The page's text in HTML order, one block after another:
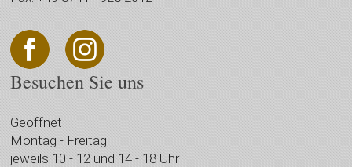
Besuchen Sie uns
Geöffnet
Montag - Freitag
jeweils 10 - 12 und 14 - 18 Uhr